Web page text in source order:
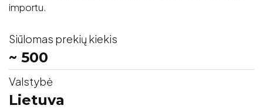
importu.
Siūlomas prekių kiekis
~ 500
Valstybė
Lietuva